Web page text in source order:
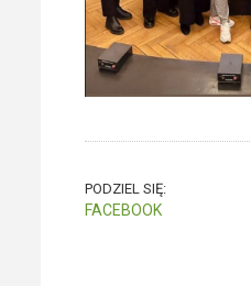
PODZIEL SIĘ:
FACEBOOK